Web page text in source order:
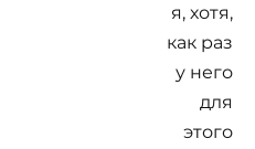
я, хотя,
как раз
у него
для
этого